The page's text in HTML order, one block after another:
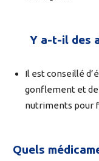
Y a-t-il des
Il est conseillé
gonflement et
nutriments pour
Quels